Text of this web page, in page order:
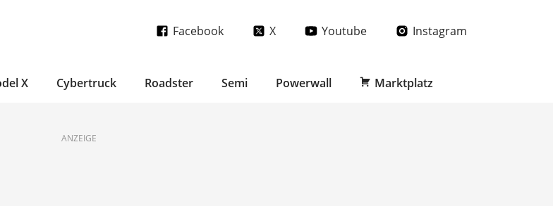
Facebook X Youtube Instagram
X Cybertruck Roadster Semi Powerwall Marktplatz
ANZEIGE